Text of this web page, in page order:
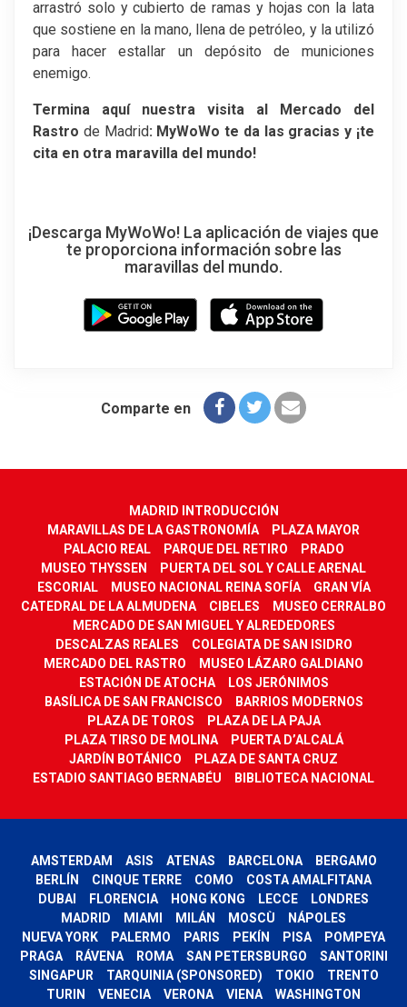
arrastró solo y cubierto de ramas y hojas con la lata
que sostiene en la mano, llena de petróleo, y la utilizó
para hacer estallar un depósito de municiones
enemigo.
Termina aquí nuestra visita al Mercado del
Rastro de Madrid: MyWoWo te da las gracias y ¡te
cita en otra maravilla del mundo!
¡Descarga MyWoWo! La aplicación de viajes que
te proporciona información sobre las
maravillas del mundo.
Comparte en
MADRID INTRODUCCIÓN
MARAVILLAS DE LA GASTRONOMÍA
PLAZA MAYOR
PALACIO REAL
PARQUE DEL RETIRO
PRADO
MUSEO THYSSEN
PUERTA DEL SOL Y CALLE ARENAL
ESCORIAL
MUSEO NACIONAL REINA SOFÍA
GRAN VÍA
CATEDRAL DE LA ALMUDENA
CIBELES
MUSEO CERRALBO
MERCADO DE SAN MIGUEL Y ALREDEDORES
DESCALZAS REALES
COLEGIATA DE SAN ISIDRO
MERCADO DEL RASTRO
MUSEO LÁZARO GALDIANO
ESTACIÓN DE ATOCHA
LOS JERÓNIMOS
BASÍLICA DE SAN FRANCISCO
BARRIOS MODERNOS
PLAZA DE TOROS
PLAZA DE LA PAJA
PLAZA TIRSO DE MOLINA
PUERTA D’ALCALÁ
JARDÍN BOTÁNICO
PLAZA DE SANTA CRUZ
ESTADIO SANTIAGO BERNABÉU
BIBLIOTECA NACIONAL
AMSTERDAM ASIS ATENAS BARCELONA
BERGAMO
BERLÍN
CINQUE TERRE COMO
COSTA AMALFITANA
DUBAI
FLORENCIA HONG KONG LECCE
LONDRES
MADRID
MIAMI MILÁN MOSCÙ
NÁPOLES
NUEVA YORK
PALERMO PARIS PEKÍN PISA
POMPEYA
PRAGA
RÁVENA ROMA SAN PETERSBURGO
SANTORINI
SINGAPUR
TARQUINIA (SPONSORED) TOKIO
TRENTO
TURIN
VENECIA VERONA VIENA WASHINGTON